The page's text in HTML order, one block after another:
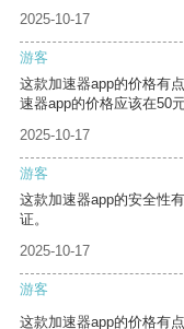
2025-10-17
游客
这款加速器app的价格有
速器app的价格应该在50
2025-10-17
游客
这款加速器app的安全性
证。
2025-10-17
游客
这款加速器app的价格有